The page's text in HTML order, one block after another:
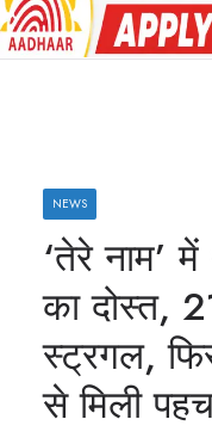
NEWS
‘तेरे नाम’
का दोस्त,
स्ट्रगल,
से मिली